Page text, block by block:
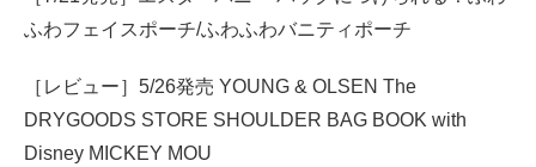
ふわフェイスポーチ/ふわふわバニティポーチ
［レビュー］5/26発売 YOUNG & OLSEN The
DRYGOODS STORE SHOULDER BAG BOOK with
Disney MICKEY MOU